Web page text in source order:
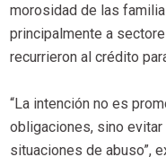
morosidad de las
principalmente a
recurrieron al crédito
“La intención no es
obligaciones, sino
situaciones de abuso”,